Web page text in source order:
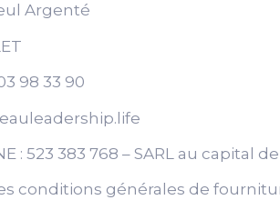
Argenté
98 33 90
: 523 383 768 – SARL au capital
conditions générales de